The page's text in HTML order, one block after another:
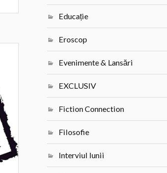
Educație
Eroscop
Evenimente & Lansări
EXCLUSIV
Fiction Connection
Filosofie
Interviul lunii